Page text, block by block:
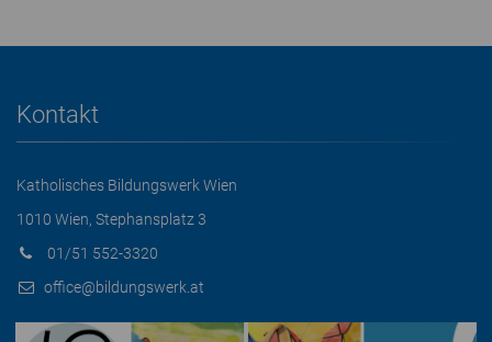
Kontakt
Katholisches Bildungswerk Wien
1010 Wien, Stephansplatz 3
01/51 552-3320
office@bildungswerk.at